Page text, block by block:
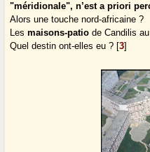
"méridionale", n’est a priori
Alors une touche nord-africaine ?
Lesmaisons-patio de Candilis
Quel destin ont-elles eu ? [3]